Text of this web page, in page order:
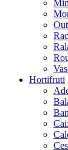
Hortifruti